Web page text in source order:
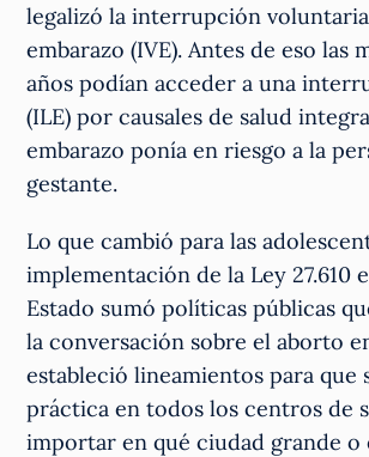
legalizó la interrupción
embarazo (IVE). Antes de eso las
años podían acceder a una
(ILE) por causales de salud
embarazo ponía en riesgo a la
gestante.
Lo que cambió para las
implementación de la Ley 27.610
Estado sumó políticas públicas
la conversación sobre el aborto
estableció lineamientos para que
práctica en todos los centros de
importar en qué ciudad grande o